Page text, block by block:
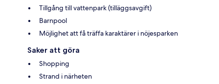
Tillgång till vattenpark (tilläggsavgift)
Barnpool
Möjlighet att få träffa karaktärer i nöjesparken
Saker att göra
Shopping
Strand i närheten